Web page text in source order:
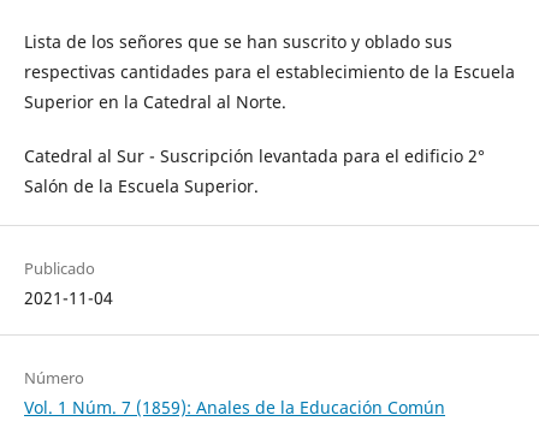
Lista de los señores que se han suscrito y oblado sus
respectivas cantidades para el establecimiento de la Escuela
Superior en la Catedral al Norte.
Catedral al Sur - Suscripción levantada para el edificio 2°
Salón de la Escuela Superior.
Publicado
2021-11-04
Número
Vol. 1 Núm. 7 (1859): Anales de la Educación Común